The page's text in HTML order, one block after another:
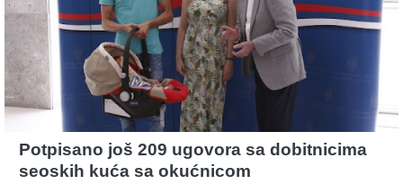
Potpisano još 209 ugovora sa dobitnicima
seoskih kuća sa okućnicom